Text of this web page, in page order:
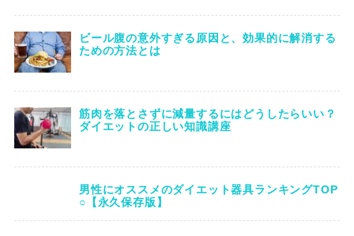
ビール腹の意外すぎる原因と、効果的に解消する
ための方法とは
筋肉を落とさずに減量するにはどうしたらいい？
ダイエットの正しい知識講座
男性にオススメのダイエット器具ランキングTOP
○【永久保存版】